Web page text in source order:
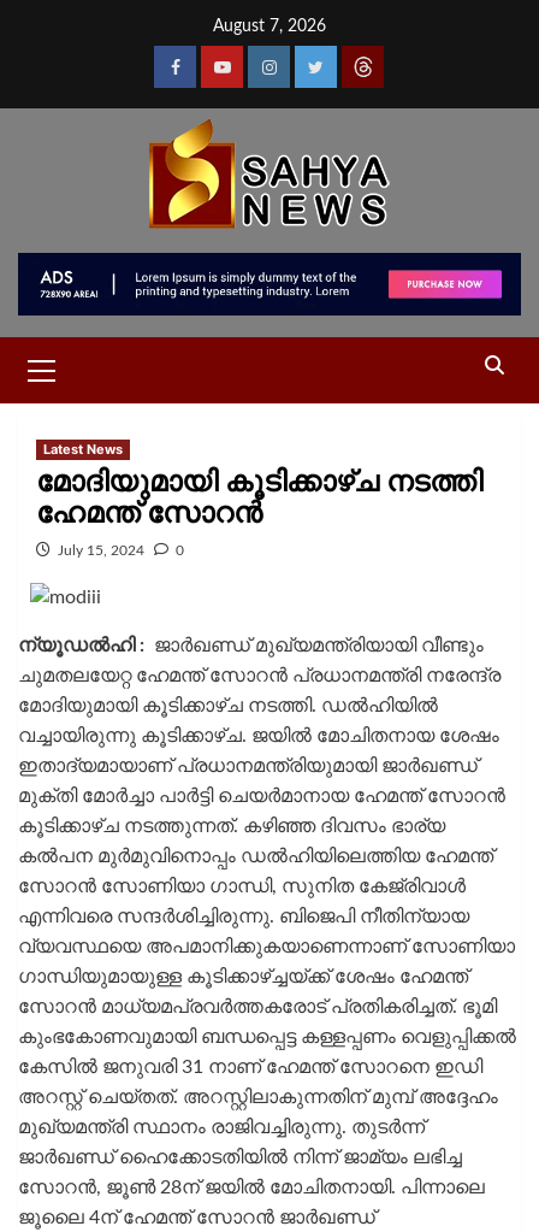
August 7, 2026
Latest News
മോദിയുമായി കൂടിക്കാഴ്ച നടത്തി
ഹേമന്ത് സോറൻ
July 15, 2024 0
ന്യൂഡൽഹി : ജാർഖണ്ഡ് മുഖ്യമന്ത്രിയായി വീണ്ടും
ചുമതലയേറ്റ ഹേമന്ത് സോറൻ പ്രധാനമന്ത്രി നരേന്ദ്ര
മോദിയുമായി കൂടിക്കാഴ്ച നടത്തി. ഡൽഹിയില്‍
വച്ചായിരുന്നു കൂടിക്കാഴ്ച. ജയിൽ മോചിതനായ ശേഷം
ഇതാദ്യമായാണ് പ്രധാനമന്ത്രിയുമായി ജാർഖണ്ഡ്
മുക്തി മോർച്ചാ പാർട്ടി ചെയർമാനായ ഹേമന്ത് സോറൻ
കൂടിക്കാഴ്ച നടത്തുന്നത്. കഴിഞ്ഞ ദിവസം ഭാര്യ
കൽപന മുർമുവിനൊപ്പം ഡൽഹിയിലെത്തിയ ഹേമന്ത്
സോറൻ സോണിയാ ഗാന്ധി, സുനിത കേജ്‍രിവാൾ
എന്നിവരെ സന്ദർശിച്ചിരുന്നു. ബിജെപി നീതിന്യായ
വ്യവസ്ഥയെ അപമാനിക്കുകയാണെന്നാണ് സോണിയാ
ഗാന്ധിയുമായുള്ള കൂടിക്കാഴ്ച്ചയ്ക്ക് ശേഷം ഹേമന്ത്
സോറൻ മാധ്യമപ്രവർത്തകരോട് പ്രതികരിച്ചത്. ഭൂമി
കുംഭകോണവുമായി ബന്ധപ്പെട്ട കള്ളപ്പണം വെളുപ്പിക്കൽ
കേസിൽ ജനുവരി 31 നാണ് ഹേമന്ത് സോറനെ ഇഡി
അറസ്റ്റ് ചെയ്​തത്. അറസ്റ്റിലാകുന്നതിന് മുമ്പ് അദ്ദേഹം
മുഖ്യമന്ത്രി സ്ഥാനം രാജിവച്ചിരുന്നു. തുടർന്ന്
ജാർഖണ്ഡ് ഹൈക്കോടതിയിൽ നിന്ന് ജാമ്യം ലഭിച്ച
സോറൻ, ജൂൺ 28ന് ജയില്‍ മോചിതനായി. പിന്നാലെ
ജൂലൈ 4ന് ഹേമന്ത് സോറൻ ജാർഖണ്ഡ്